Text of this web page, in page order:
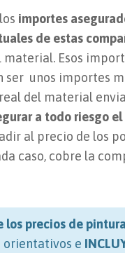
importes
de estas
material. Esos
ser unos importes
del material
a todo riesgo
al precio de los
caso, cobre la
los precios de
orientativos e